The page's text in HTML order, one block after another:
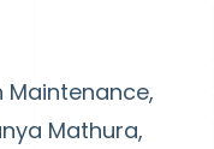
Maintenance,
Mathura,